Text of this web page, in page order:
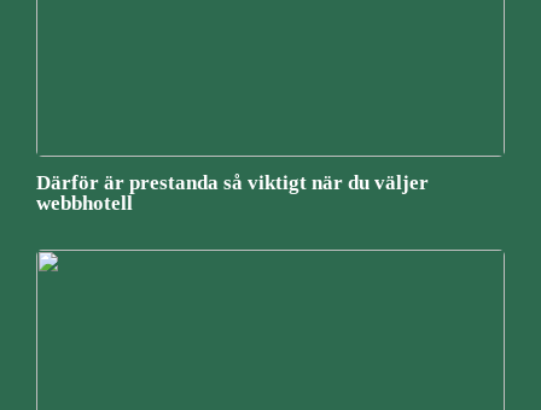
Därför är prestanda så viktigt när du väljer
webbhotell